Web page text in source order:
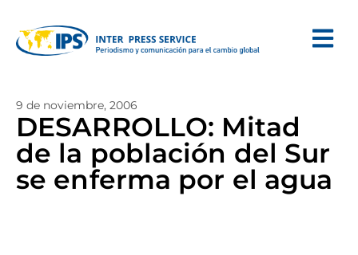
9 de noviembre, 2006
DESARROLLO: Mitad
de la población del Sur
se enferma por el agua